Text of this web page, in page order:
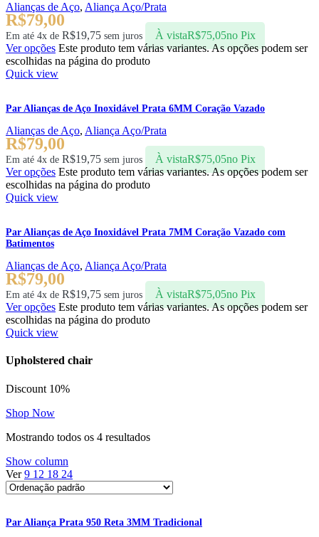
Alianças de Aço, Aliança Aço/Prata
R$79,00
Em até 4x de R$19,75 sem juros À vistaR$75,05no Pix
Ver opções Este produto tem várias variantes. As opções podem ser
escolhidas na página do produto
Quick view
Par Alianças de Aço Inoxidável Prata 6MM Coração Vazado
Alianças de Aço, Aliança Aço/Prata
R$79,00
Em até 4x de R$19,75 sem juros À vistaR$75,05no Pix
Ver opções Este produto tem várias variantes. As opções podem ser
escolhidas na página do produto
Quick view
Par Alianças de Aço Inoxidável Prata 7MM Coração Vazado com
Batimentos
Alianças de Aço, Aliança Aço/Prata
R$79,00
Em até 4x de R$19,75 sem juros À vistaR$75,05no Pix
Ver opções Este produto tem várias variantes. As opções podem ser
escolhidas na página do produto
Quick view
Upholstered chair
Discount 10%
Shop Now
Mostrando todos os 4 resultados
Show column
Ver9 12 18 24
Par Aliança Prata 950 Reta 3MM Tradicional